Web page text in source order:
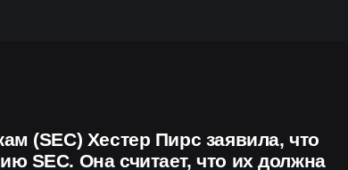
(SEC) Хестер Пирс заявила, что
SEC. Она считает, что их должна